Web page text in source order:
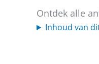
Ontdek alle
Inhoud van